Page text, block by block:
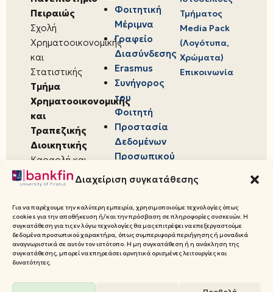
Διαχείριση συγκατάθεσης
Για να παρέχουμε την καλύτερη εμπειρία, χρησιμοποιούμε τεχνολογίες όπως
cookies για την αποθήκευση ή/και την πρόσβαση σε πληροφορίες συσκευών. Η
συγκατάθεση για τις εν λόγω τεχνολογίες θα μας επιτρέψει να επεξεργαστούμε
δεδομένα προσωπικού χαρακτήρα, όπως συμπεριφορά περιήγησης ή μοναδικά
αναγνωριστικά σε αυτόν τον ιστότοπο. Η μη συγκατάθεση ή η ανάκληση της
συγκατάθεσης, μπορεί να επηρεάσει αρνητικά ορισμένες λειτουργίες και
δυνατότητες.
Πειραιώς
Σχολή
Χρηματοοικονομικής
και
Στατιστικής
Τμήμα
Χρηματοοικονομικής
και
Τραπεζικής
Διοικητικής
Καραολή και
Δημητρίου 80,
18534,
Πειραιάς
Φοιτητική
Μέριμνα
Γραφείο
Διασύνδεσης
Erasmus
Συνήγορος
του
Φοιτητή
Προστασία
Δεδομένων
Προσωπικού
Τμήματος
Media Pack
(Λογότυπα,
Χρώματα)
Επικοινωνία
© 2026 Πανεπιστήμιο Πειραιώς,